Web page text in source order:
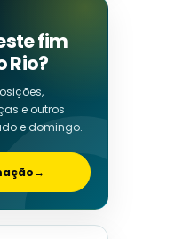
fim
Rio?
e outros
e domingo.
→